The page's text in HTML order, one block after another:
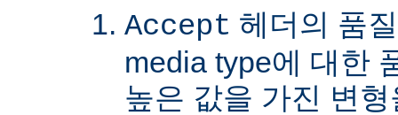
Accept 헤더의 품
media type에 대한
높은 값을 가진 변